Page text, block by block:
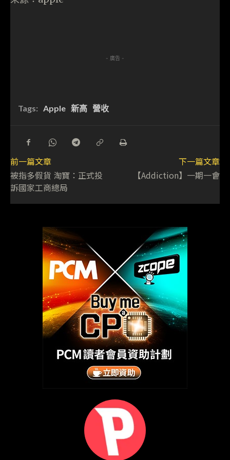
- 廣告 -
Tags: Apple 新高 營收
前一篇文章
被指多假貨 淘寶：正式投
訴國家工商總局
下一篇文章
【Addiction】一期一會